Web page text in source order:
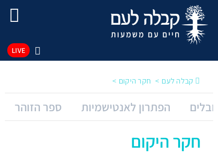
LIVE
חקר היקום
ספר הזוהר הפתרון לאנטישמיות
חקר היקום